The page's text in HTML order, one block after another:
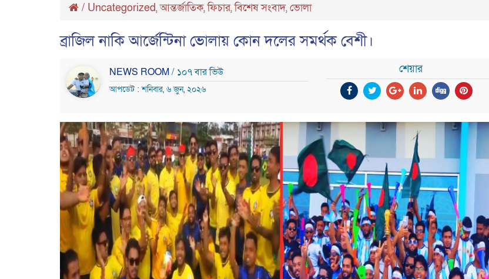
/ Uncategorized,আন্তর্জাতিক,ফিচার,বিশেষ সংবাদ,ভোলা
ব্রাজিল নাকি আর্জেন্টিনা ভোলায় কোন দলের সমর্থক বেশী।
NEWS ROOM/ ১০৭ বার ভিউ
আপডেট : শনিবার, ৬ জুন, ২০২৬
শেয়ার